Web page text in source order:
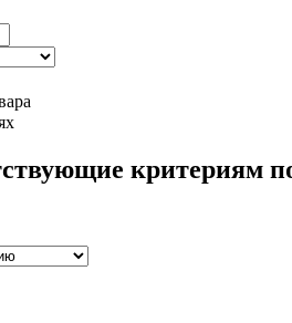
критериям